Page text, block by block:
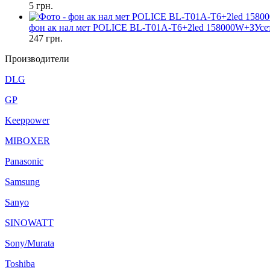
5 грн.
фон ак нал мет POLICE BL-T01A-T6+2led
247 грн.
Производители
DLG
GP
Keeppower
MIBOXER
Panasonic
Samsung
Sanyo
SINOWATT
Sony/Murata
Toshiba